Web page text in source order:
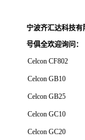
宁波齐汇达科技有
号俱全欢迎询问 ：
Celcon CF802
Celcon GB10
Celcon GB25
Celcon GC10
Celcon GC20